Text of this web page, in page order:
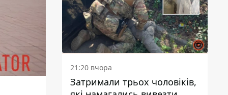
21:20 вчора
Затримали трьох чоловіків,